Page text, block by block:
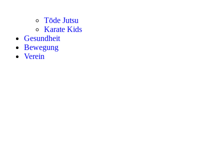
Tōde Jutsu
Kara­te Kids
Gesund­heit
Bewe­gung
Ver­ein